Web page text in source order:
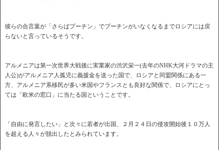
彼らの合言葉が「さらばプーチン」でプーチンがいなくなるまでロシアには戻
らないと言っているそうです。
アルメニアは第一次世界大戦後に実業家の渋沢栄一(去年のNHK大河ドラマの主
人公)がアルメニア人孤児に義援金を送った国で、ロシアと同盟関係にある一
方、アルメニア系移民が多い米国やフランスとも良好な関係で、ロシアにとっ
ては「欧米の窓口」に当たる国ということです。
「自由に発言したい」と次々に若者が出国、２月２４日の侵攻開始後１０万人
を超える人々が脱出したとみられています。